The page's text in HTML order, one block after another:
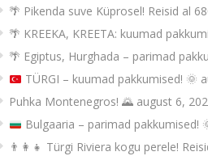
🌴 Pikenda suve Küprosel! Reisid al
🌴 KREEKA, KREETA: kuumad
🌴 Egiptus, Hurghada – parimad
TÜRGI – kuumad pakkumised! 🌞
Puhka Montenegros! 🌄 august 6,
Bulgaaria – parimad pakkumised!
👨‍👩‍👧 Türgi Riviera kogu perele!